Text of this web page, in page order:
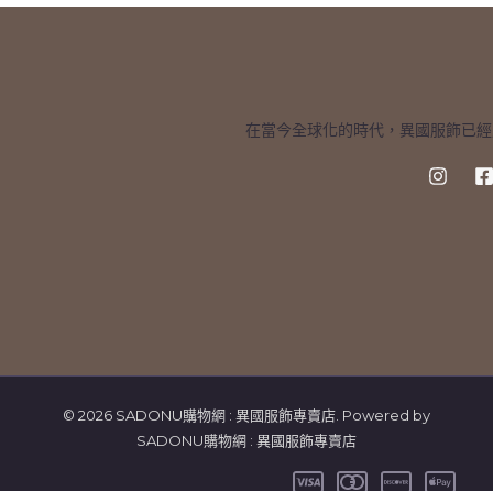
在當今全球化的時代，異國服飾已
© 2026 SADONU購物網 : 異國服飾專賣店. Powered by
SADONU購物網 : 異國服飾專賣店